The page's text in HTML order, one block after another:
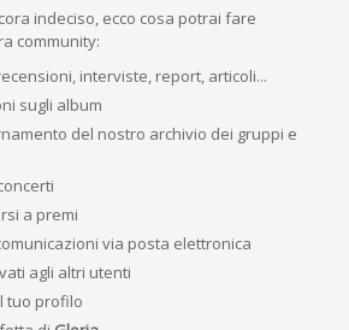
indeciso, ecco cosa potrai fare
community:
interviste, report, articoli...
sugli album
del nostro archivio dei gruppi e
a premi
via posta elettronica
agli altri utenti
tuo profilo